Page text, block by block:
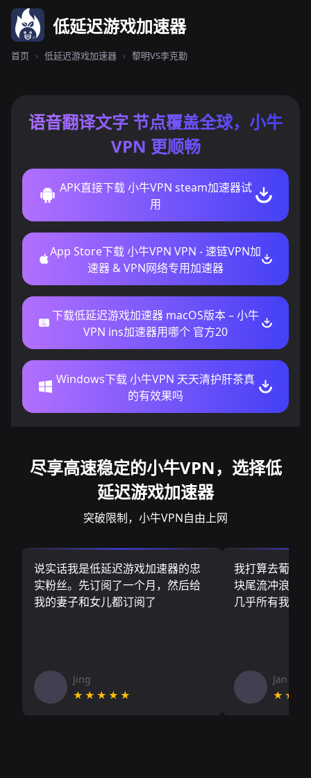
低延迟游戏加速器
首页 › 低延迟游戏加速器 › 黎明VS李克勤
语音翻译文字 节点覆盖全球，小牛
VPN 更顺畅
APK直接下载 小牛VPN steam加速器试
用
App Store下载 小牛VPN VPN - 速链VPN加
速器 & VPN网络专用加速器
下载低延迟游戏加速器 macOS版本 – 小牛
VPN ins加速器用哪个 官方20
Windows下载 小牛VPN 天天清护肝茶真
的有效果吗
尽享高速稳定的小牛VPN，选择低
延迟游戏加速器
突破限制，小牛VPN自由上网
说实话我是低延迟游戏加速器的忠
实粉丝。先订阅了一个月，然后给
我的妻子和女儿都订阅了
Jing
★★★★★
我打算去葡萄
块尾流冲浪板
几乎所有我需
Jan V